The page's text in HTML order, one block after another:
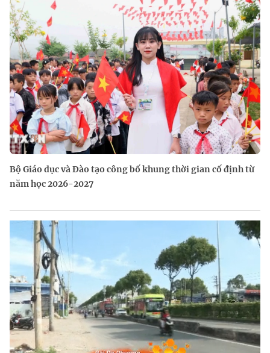
Bộ Giáo dục và Đào tạo công bố khung thời gian cố định từ
năm học 2026-2027